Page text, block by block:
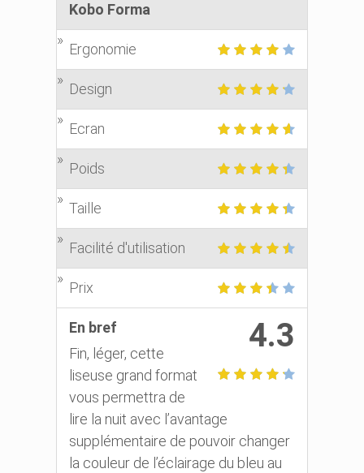
Kobo Forma
Ergonomie
Design
Ecran
Poids
Taille
Facilité d'utilisation
Prix
4.3
En bref
Fin, léger, cette
liseuse grand format
vous permettra de
lire la nuit avec l’avantage
supplémentaire de pouvoir changer
la couleur de l’éclairage du bleu au